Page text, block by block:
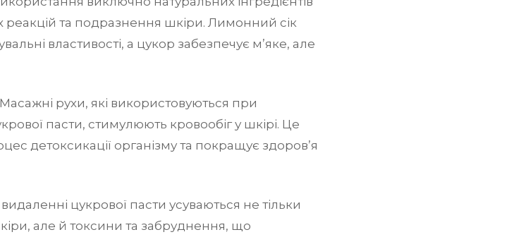
реакцій та подразнення шкіри. Лимонний сік
властивості, а цукор забезпечує м’яке, але
Масажні рухи, які використовуються при
пасти, стимулюють кровообіг у шкірі. Це
детоксикації організму та покращує здоров’я
цукрової пасти усуваються не тільки
але й токсини та забруднення, що